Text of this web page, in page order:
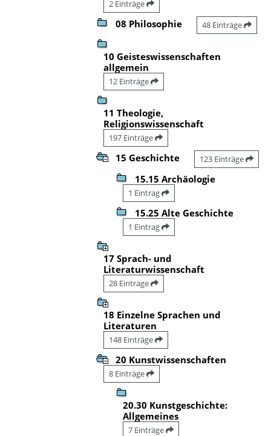
2 Einträge
08 Philosophie 48 Einträge
10 Geisteswissenschaften
allgemein
12 Einträge
11 Theologie,
Religionswissenschaft
197 Einträge
15 Geschichte 123 Einträge
15.15 Archäologie
1 Eintrag
15.25 Alte Geschichte
1 Eintrag
17 Sprach- und
Literaturwissenschaft
28 Einträge
18 Einzelne Sprachen und
Literaturen
148 Einträge
20 Kunstwissenschaften
8 Einträge
20.30 Kunstgeschichte:
Allgemeines
7 Einträge